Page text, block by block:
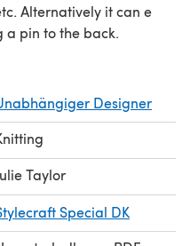
Alternatively it can e
a pin to the back.
Designer
Taylor
Special DK